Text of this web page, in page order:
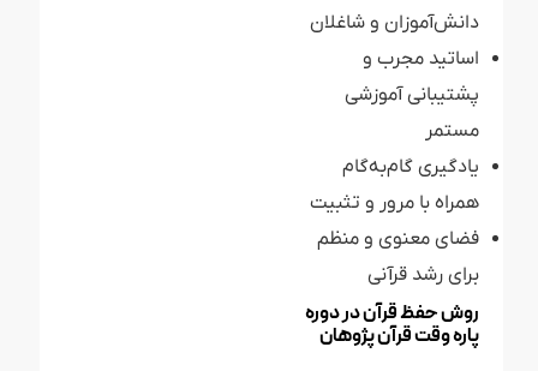
دانش‌آموزان و شاغلان
اساتید مجرب و
پشتیبانی آموزشی
مستمر
یادگیری گام‌به‌گام
همراه با مرور و تثبیت
فضای معنوی و منظم
برای رشد قرآنی
روش حفظ قرآن در دوره
پاره وقت قرآن پژوهان